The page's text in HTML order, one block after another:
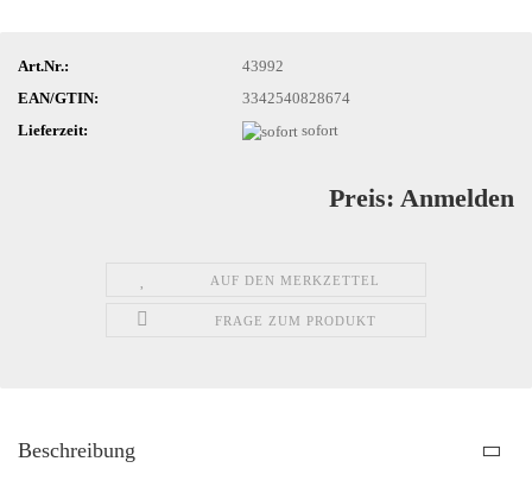
Art.Nr.:
43992
EAN/GTIN:
3342540828674
Lieferzeit:
sofort
Preis: Anmelden
AUF DEN MERKZETTEL
FRAGE ZUM PRODUKT
Beschreibung